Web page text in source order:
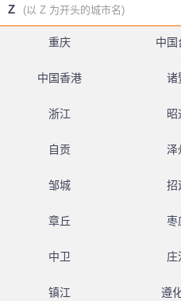
Z (以 Z 为开头的城市名)
重庆 中国
中国香港 诸
浙江 昭
自贡 泽
邹城 招
章丘 枣
中卫 庄
镇江 遵